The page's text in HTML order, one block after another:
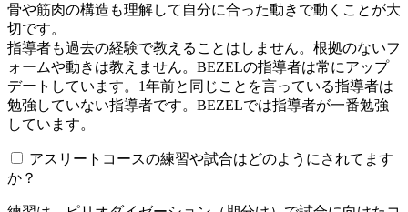
骨や筋肉の構造も理解して自分に合った動きで動くことが大
切です。
指導者も過去の経験で教えることはしません。根拠のないフ
ォームや動きは教えません。BEZELの指導者は常にアップ
デートしています。1年前と同じことを言っている指導者は
勉強していない指導者です。BEZELでは指導者が一番勉強
しています。
アスリートコースの練習や試合はどのようにされてます
か？